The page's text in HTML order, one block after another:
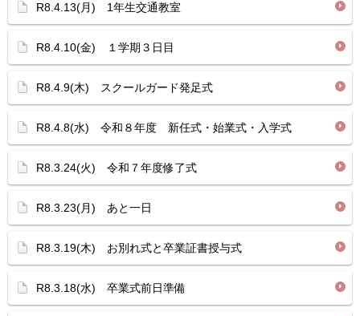
R8.4.13(月) 1年生交通教室
R8.4.10(金) １学期３日目
R8.4.9(木) スクールガード発足式
R8.4.8(水) 令和８年度 新任式・始業式・入学式
R8.3.24(火) 令和７年度修了式
R8.3.23(月) あと一日
R8.3.19(木) お別れ式と卒業証書授与式
R8.3.18(水) 卒業式前日準備